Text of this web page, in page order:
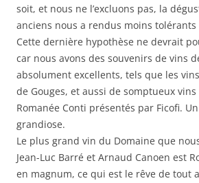
soit, et nous ne l’excluons pas, la
anciens nous a rendus moins tolérants
Cette dernière hypothèse ne devrait
car nous avons des souvenirs de vins
absolument excellents, tels que les
de Gouges, et aussi de somptueux
Romanée Conti présentés par Ficofi.
grandiose.
Le plus grand vin du Domaine que
Jean-Luc Barré et Arnaud Canoen est
en magnum, ce qui est le rêve de tout